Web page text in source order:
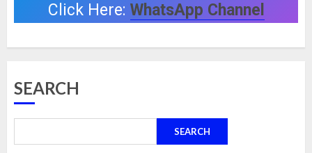
Click Here: WhatsApp Channel
SEARCH
SEARCH